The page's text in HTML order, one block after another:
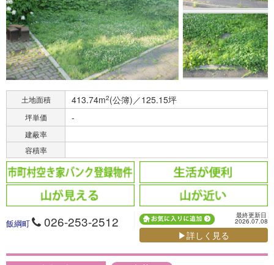
土地面積 413.74m2(公簿)／125.15坪
坪単価 -
建蔽率
容積率
飯綱町 026-253-2512 最終更新日
2026.07.08
▶詳しく見る